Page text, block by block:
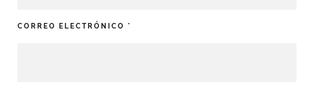
CORREO ELECTRÓNICO *